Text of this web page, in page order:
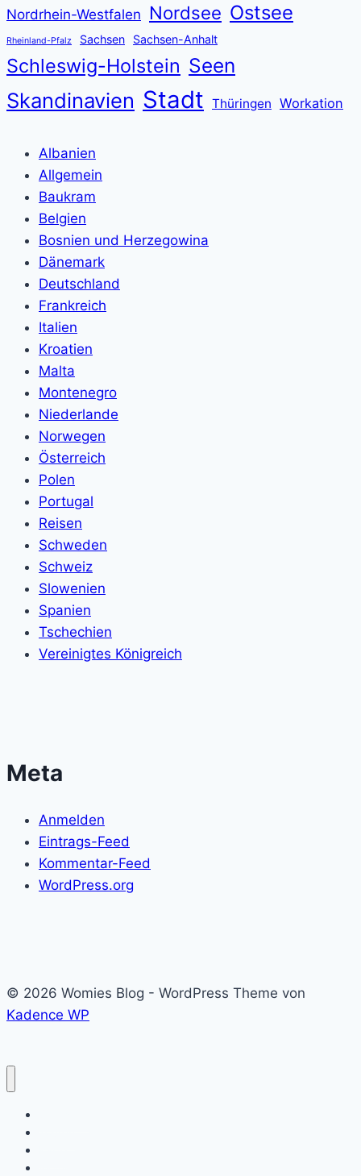
Nordrhein-Westfalen Nordsee Ostsee
Rheinland-Pfalz Sachsen Sachsen-Anhalt
Schleswig-Holstein Seen
Skandinavien Stadt Thüringen Workation
Albanien
Allgemein
Baukram
Belgien
Bosnien und Herzegowina
Dänemark
Deutschland
Frankreich
Italien
Kroatien
Malta
Montenegro
Niederlande
Norwegen
Österreich
Polen
Portugal
Reisen
Schweden
Schweiz
Slowenien
Spanien
Tschechien
Vereinigtes Königreich
Meta
Anmelden
Eintrags-Feed
Kommentar-Feed
WordPress.org
© 2026 Womies Blog - WordPress Theme von
Kadence WP